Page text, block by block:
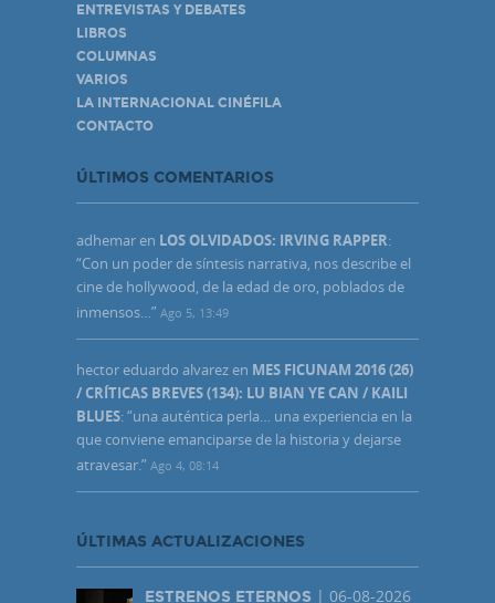
ENTREVISTAS Y DEBATES
LIBROS
COLUMNAS
VARIOS
LA INTERNACIONAL CINÉFILA
CONTACTO
ÚLTIMOS COMENTARIOS
adhemar en LOS OLVIDADOS: IRVING RAPPER:
“Con un poder de síntesis narrativa, nos describe el
cine de hollywood, de la edad de oro, poblados de
inmensos…” Ago 5, 13:49
hector eduardo alvarez en MES FICUNAM 2016 (26)
/ CRÍTICAS BREVES (134): LU BIAN YE CAN / KAILI
BLUES: “una auténtica perla… una experiencia en la
que conviene emanciparse de la historia y dejarse
atravesar.” Ago 4, 08:14
ÚLTIMAS ACTUALIZACIONES
ESTRENOS ETERNOS | 06-08-2026